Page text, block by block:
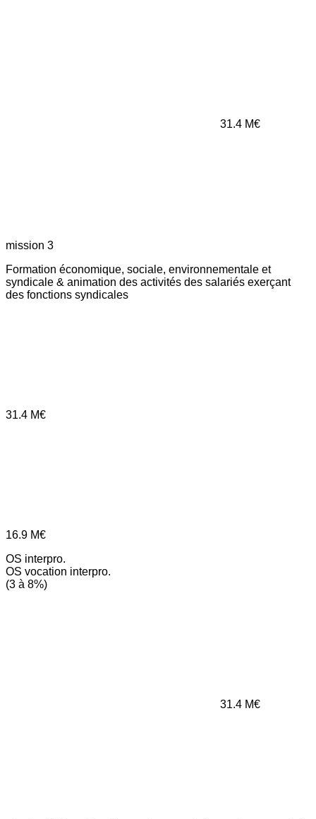
31.4 M€
mission 3
Formation économique, sociale, environnementale et
syndicale & animation des activités des salariés exerçant
des fonctions syndicales
31.4 M€
16.9 M€
OS interpro.
OS vocation interpro.
(3 à 8%)
31.4 M€